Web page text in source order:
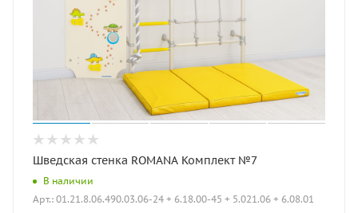
Шведская стенка ROMANA Комплект №7
В наличии
Арт.: 01.21.8.06.490.03.06-24 + 6.18.00-45 + 5.021.06 + 6.08.01